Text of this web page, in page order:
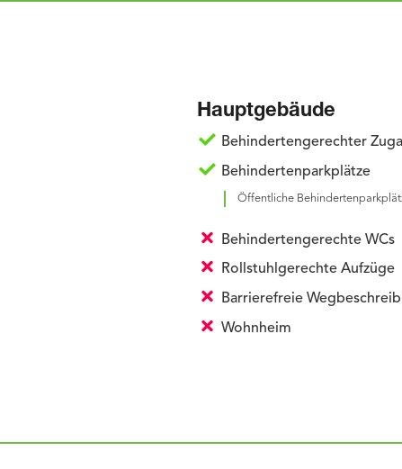
Hauptgebäude
Behindertengerechter
Behindertenparkplätze
Öffentliche
Behindertengerechte WCs
Rollstuhlgerechte Aufzüge
Barrierefreie
Wohnheim